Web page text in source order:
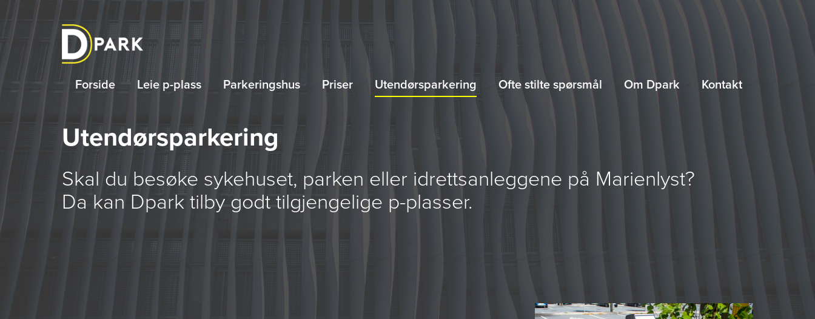
Forside Leie p-plass Parkeringshus Priser Utendørsparkering Ofte stilte spørsmål Om Dpark Kontakt
Utendørsparkering
Skal du besøke sykehuset, parken eller idrettsanleggene på Marienlyst?
Da kan Dpark tilby godt tilgjengelige p-plasser.